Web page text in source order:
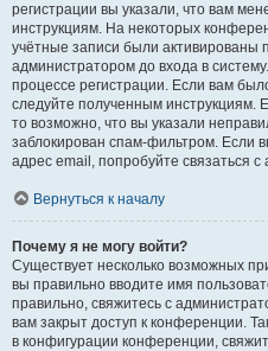
регистрации вы указали, что вам
инструкциям. На некоторых
учётные записи были активированы
администратором до входа в
процессе регистрации. Если вам
следуйте полученным инструкциям.
то возможно, что вы указали
заблокирован спам-фильтром. Если
адрес email, попробуйте связаться
Вернуться к началу
Почему я не могу войти?
Существует несколько возможных
вы правильно вводите имя
правильно, свяжитесь с
вам закрыт доступ к конференции.
в конфигурации конференции,